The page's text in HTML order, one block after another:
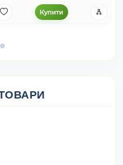
Купити